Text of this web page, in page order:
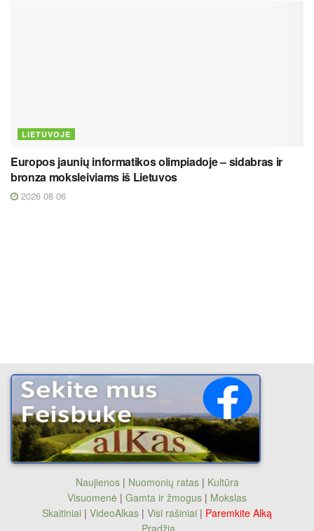
LIETUVOJE
Europos jaunių informatikos olimpiadoje – sidabras ir
bronza moksleiviams iš Lietuvos
2026 08 06
Naujienos| Nuomonių ratas| Kultūra
Visuomenė | Gamta ir žmogus | Mokslas
Skaitiniai | VideoAlkas | Visi rašiniai | Paremkite Alką